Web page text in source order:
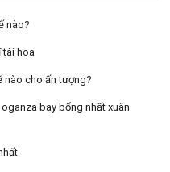
nào?
tài hoa
nào cho ấn tượng?
bay bổng nhất xuân